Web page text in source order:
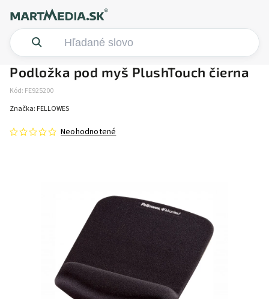
Podložka pod myš PlushTouch čierna
Kód: FE925200
Neohodnotené
Značka: FELLOWES